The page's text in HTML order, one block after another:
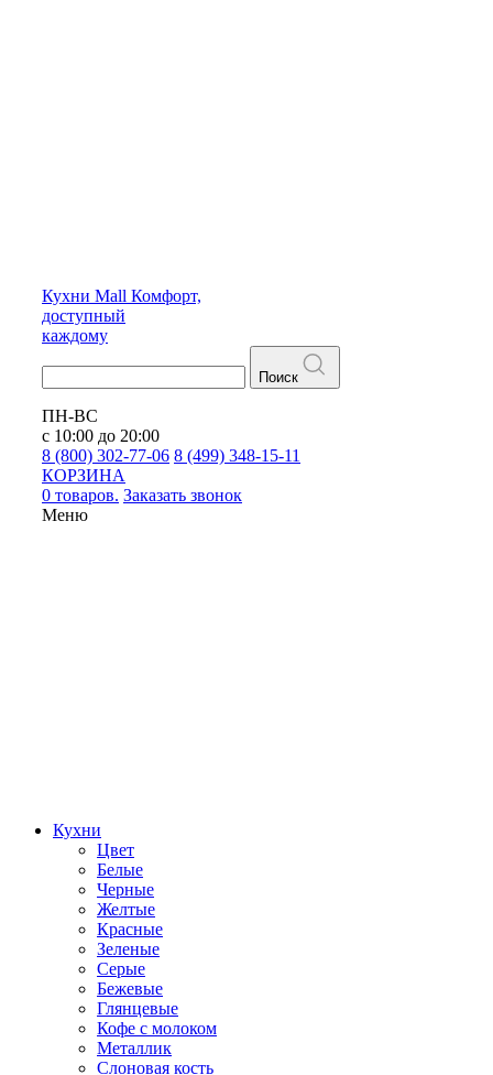
Кухни Mall Комфорт,
доступный
каждому
Поиск
ПН-ВС
с 10:00 до 20:00
8 (800) 302-77-06 8 (499) 348-15-11
КОРЗИНА
0 товаров. Заказать звонок
Меню
Кухни
Цвет
Белые
Черные
Желтые
Красные
Зеленые
Серые
Бежевые
Глянцевые
Кофе с молоком
Металлик
Слоновая кость